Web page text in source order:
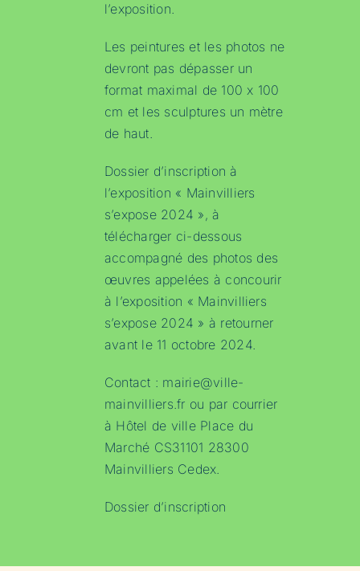
l’exposition.
Les peintures et les photos ne
devront pas dépasser un
format maximal de 100 x 100
cm et les sculptures un mètre
de haut.
Dossier d’inscription à
l’exposition « Mainvilliers
s’expose 2024 », à
télécharger ci-dessous
accompagné des photos des
œuvres appelées à concourir
à l’exposition « Mainvilliers
s’expose 2024 » à retourner
avant le 11 octobre 2024.
Contact : mairie@ville-
mainvilliers.fr ou par courrier
à Hôtel de ville Place du
Marché CS31101 28300
Mainvilliers Cedex.
Dossier d’inscription